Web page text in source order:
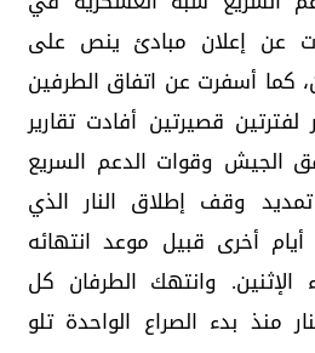
عن إعلان مبادئ ينص على
كما أسفرت عن اتفاق الطرفين
قصيرتين أفادت تقارير
الجيش وقوات الدعم السريع
وقف إطلاق النار الذي
أخرى قبيل موعد انتهائه
وانتهك الطرفان كل
منذ بدء الصراع الواحدة تلو